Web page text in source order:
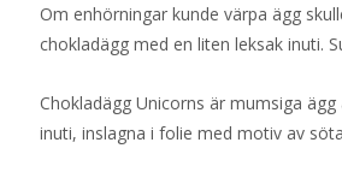
Om enhörningar kunde värpa ägg
chokladägg med en liten leksak inuti.
Chokladägg Unicorns är mumsiga
inuti, inslagna i folie med motiv av